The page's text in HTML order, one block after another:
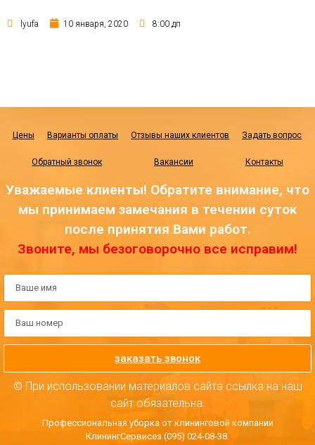
lyufa 10 января, 2020 8:00 дп
Цены Варианты оплаты Отзывы наших клиентов Задать вопрос
Обратный звонок Вакансии Контакты
Уважаемые клиенты! Обратите внимание, что
мы принимаем замечания в течении суток
после принятия Вами работ.
Звоните, мы безоговорочно все исправим!
заказать звонок
© При использовании материалов сайта ссылка на наш
сайт обязательна.
Профессиональная уборка от клининговой компании
КлинингСервисез (095) 024-08-38.